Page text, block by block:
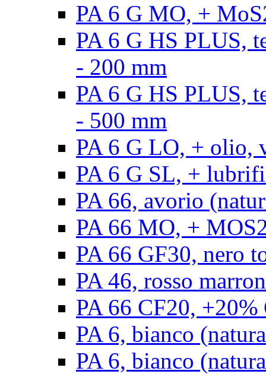
PA 6 G MO, +
PA 6 G HS PLUS,
- 200 mm
PA 6 G HS PLUS,
- 500 mm
PA 6 G LO, + olio,
PA 6 G SL, +
PA 66, avorio
PA 66 MO, +
PA 66 GF30, nero
PA 46, rosso
PA 66 CF20,
PA 6, bianco
PA 6, bianco